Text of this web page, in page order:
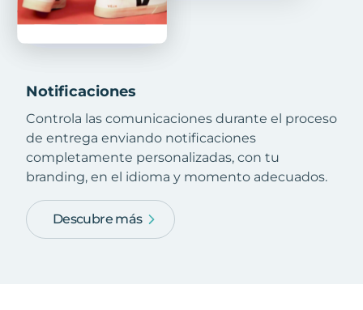
Notificaciones
Controla las comunicaciones durante el proceso
de entrega enviando notificaciones
completamente personalizadas, con tu
branding, en el idioma y momento adecuados.
Descubre más